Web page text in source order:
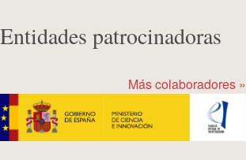
Entidades patrocinadoras
Más colaboradores »